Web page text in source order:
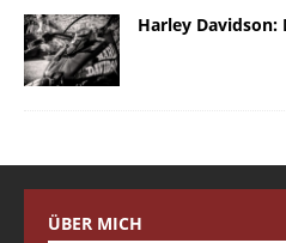
Harley Davidson:
ÜBER MICH